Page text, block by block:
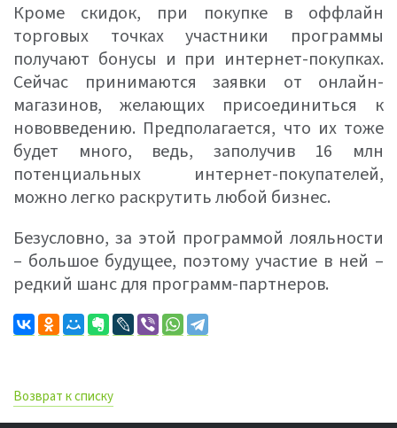
Кроме скидок, при покупке в оффлайн
торговых точках участники программы
получают бонусы и при интернет-покупках.
Сейчас принимаются заявки от онлайн-
магазинов, желающих присоединиться к
нововведению. Предполагается, что их тоже
будет много, ведь, заполучив 16 млн
потенциальных интернет-покупателей,
можно легко раскрутить любой бизнес.
Безусловно, за этой программой лояльности
– большое будущее, поэтому участие в ней –
редкий шанс для программ-партнеров.
Возврат к списку